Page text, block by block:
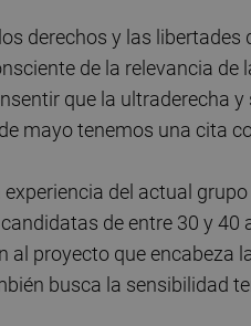
derechos y las
de la relevancia de
que la ultraderecha
mayo tenemos una cita
del actual
de entre 30 y
al proyecto que encabeza
busca la sensibilidad